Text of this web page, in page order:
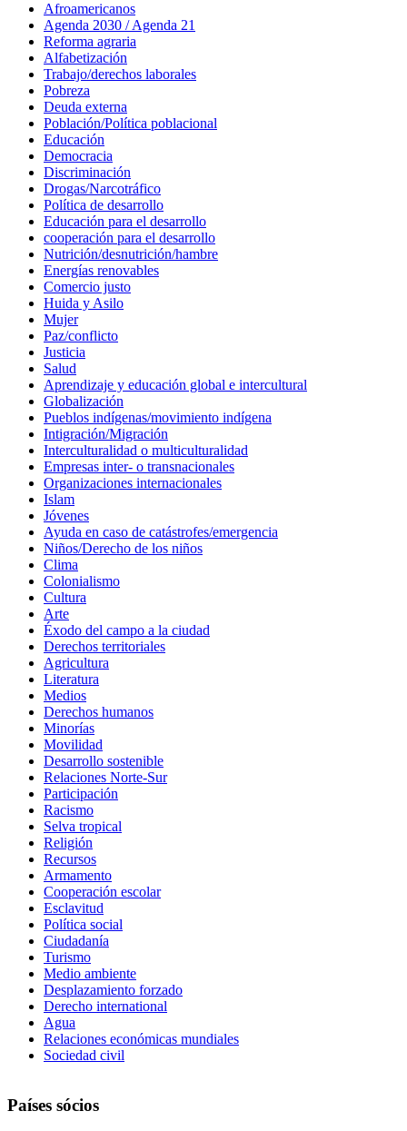
Afroamericanos
Agenda 2030 / Agenda 21
Reforma agraria
Alfabetización
Trabajo/derechos laborales
Pobreza
Deuda externa
Población/Política poblacional
Educación
Democracia
Discriminación
Drogas/Narcotráfico
Política de desarrollo
Educación para el desarrollo
cooperación para el desarrollo
Nutrición/desnutrición/hambre
Energías renovables
Comercio justo
Huida y Asilo
Mujer
Paz/conflicto
Justicia
Salud
Aprendizaje y educación global e intercultural
Globalización
Pueblos indígenas/movimiento indígena
Intigración/Migración
Interculturalidad o multiculturalidad
Empresas inter- o transnacionales
Organizaciones internacionales
Islam
Jóvenes
Ayuda en caso de catástrofes/emergencia
Niños/Derecho de los niños
Clima
Colonialismo
Cultura
Arte
Éxodo del campo a la ciudad
Derechos territoriales
Agricultura
Literatura
Medios
Derechos humanos
Minorías
Movilidad
Desarrollo sostenible
Relaciones Norte-Sur
Participación
Racismo
Selva tropical
Religión
Recursos
Armamento
Cooperación escolar
Esclavitud
Política social
Ciudadanía
Turismo
Medio ambiente
Desplazamiento forzado
Derecho international
Agua
Relaciones económicas mundiales
Sociedad civil
Países sócios